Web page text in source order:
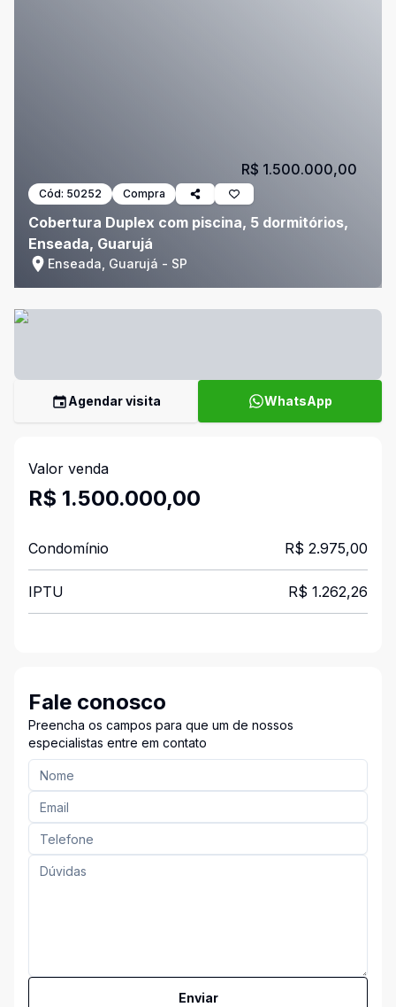
Cód: 50252 Compra
Cobertura Duplex com piscina, 5 dormitórios,
Enseada, Guarujá
Enseada, Guarujá - SP
R$ 1.500.000,00
Agendar visita WhatsApp
Valor venda
R$ 1.500.000,00
Condomínio R$ 2.975,00
IPTU R$ 1.262,26
Fale conosco
Preencha os campos para que um de nossos
especialistas entre em contato
Enviar